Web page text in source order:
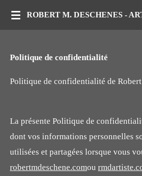
Passer
au
principal
Politique de confidentialité
Politique de confidentialité de Robert
La présente Politique de
dont vos informations personnelles
utilisées et partagées lorsque vous
robertmdeschene.comou